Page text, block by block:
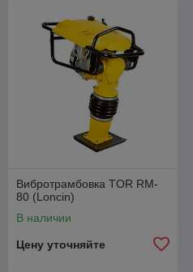
Вибротрамбовка TOR RM-
80 (Loncin)
В наличии
Цену уточняйте